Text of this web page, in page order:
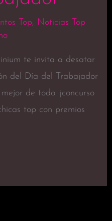
Top, Noticias Top
te invita a desatar
del Día del Trabajador
de todo: ¡concurso
top con premios